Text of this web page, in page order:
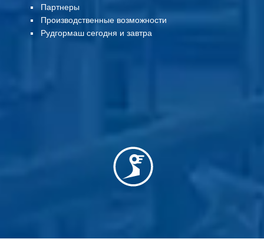
Партнеры
Производственные возможности
Рудгормаш сегодня и завтра